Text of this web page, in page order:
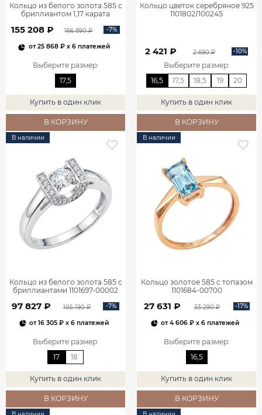
Кольцо из белого золота 585 с
бриллиантом 1,17 карата
155 208 ₽ 166 890 ₽ -7%
от25 868 ₽x 6 платежей
Выберите размер:
17,5
Купить в один клик
В КОРЗИНУ
Кольцо цветок серебряное 925
1101802Л00245
2 421 ₽ 2 690 ₽ -10%
Выберите размер:
16,5
17,5 18,5 19 20
Купить в один клик
В КОРЗИНУ
В наличии
Кольцо из белого золота 585 с
бриллиантами 1101697-00002
97 827 ₽ 105 190 ₽ -7%
от16 305 ₽ x 6 платежей
Выберите размер:
17
18
Купить в один клик
В КОРЗИНУ
В наличии
Кольцо золотое 585 с топазом
1101684-00700
27 631 ₽ 33 290 ₽ -17%
от4 606 ₽ x 6 платежей
Выберите размер:
16,5
Купить в один клик
В КОРЗИНУ